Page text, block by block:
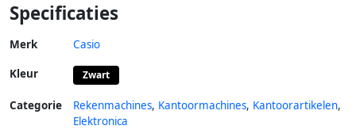
Specificaties
Merk Casio
Kleur Zwart
Categorie Rekenmachines, Kantoormachines, Kantoorartikelen,
Elektronica